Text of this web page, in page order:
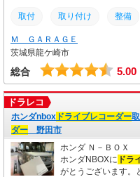
取付 取り付け 整備
Ｍ ＧＡＲＡＧＥ
茨城県龍ケ崎市
総合 5.00
ドラレコ
ホンダnbox ドライブレコーダー
ダー 野田市
ホンダ Ｎ－ＢＯＸ
ホンダNBOXに ドラ
がとうございます。